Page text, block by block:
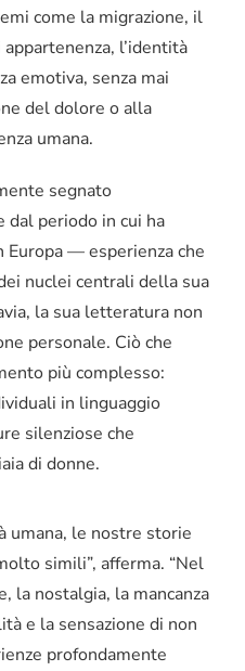
come la migrazione, il
l’identità
emotiva, senza mai
del dolore o alla
umana.
segnato
dal periodo in cui ha
Europa — esperienza che
nuclei centrali della sua
la sua letteratura non
personale. Ciò che
più complesso:
in linguaggio
silenziose che
di donne.
umana, le nostre storie
simili”, afferma. “Nel
la nostalgia, la mancanza
e la sensazione di non
profondamente